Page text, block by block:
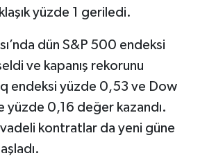
yüzde 1 geriledi.
dün S&P 500 endeksi
ve kapanış rekorunu
endeksi yüzde 0,53 ve Dow
yüzde 0,16 değer kazandı.
kontratlar da yeni güne